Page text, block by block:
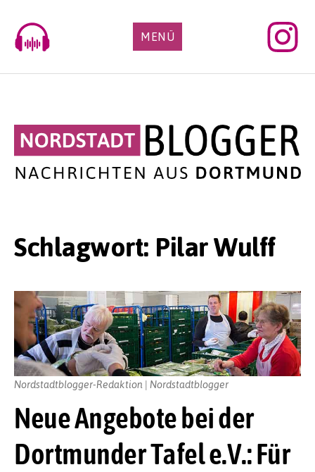
content
MENÜ
Schlagwort: Pilar Wulff
Neue Angebote bei der
Dortmunder Tafel e.V.: Für
Nordstadtblogger-Redaktion | Nordstadtblogger